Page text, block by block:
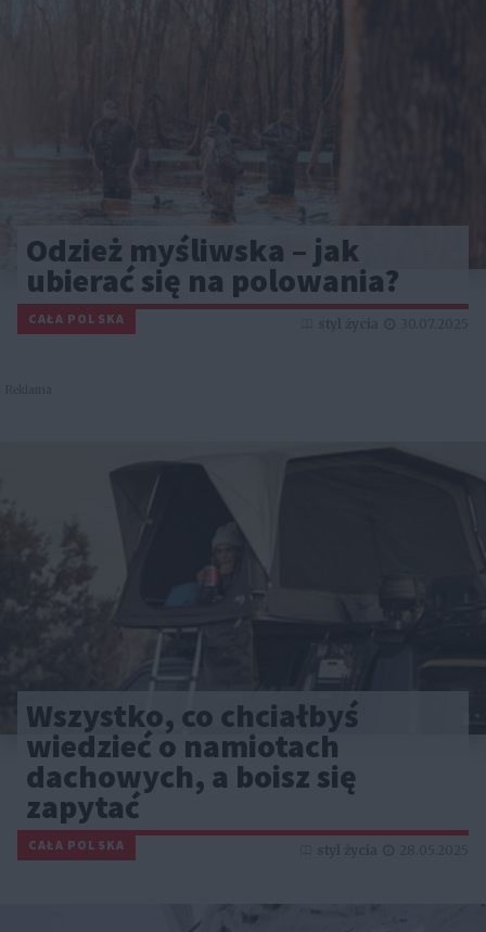
Odzież myśliwska – jak
ubierać się na polowania?
CAŁA POLSKA
Wszystko, co chciałbyś
wiedzieć o namiotach
dachowych, a boisz się
zapytać
CAŁA POLSKA